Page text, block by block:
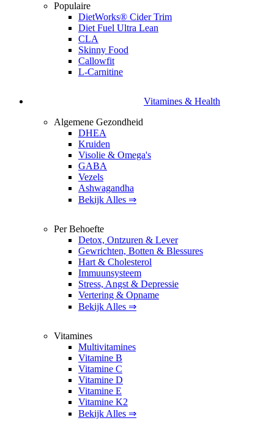
Populaire
DietWorks® Cider Trim
Diet Fuel Ultra Lean
CLA
Skinny Food
Callowfit
L-Carnitine
Vitamines & Health
Algemene Gezondheid
DHEA
Kruiden
Visolie & Omega's
GABA
Vezels
Ashwagandha
Bekijk Alles ⇒
Per Behoefte
Detox, Ontzuren & Lever
Gewrichten, Botten & Blessures
Hart & Cholesterol
Immuunsysteem
Stress, Angst & Depressie
Vertering & Opname
Bekijk Alles ⇒
Vitamines
Multivitamines
Vitamine B
Vitamine C
Vitamine D
Vitamine E
Vitamine K2
Bekijk Alles ⇒